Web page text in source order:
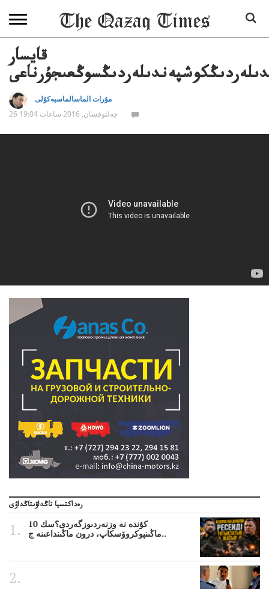
قايسار
مۇرات الماسالماسبەكۇلى
26 جەلتوقسان, 2016 ساعات 19:04
رەداكتسيا تاڭداۋىتاڭداۋى
10 كۇندە نە وزنەردىوزگەردى؟سك
ماڭىنپوكروۆسكاپ، درون ماڭىنداعىنە ج..